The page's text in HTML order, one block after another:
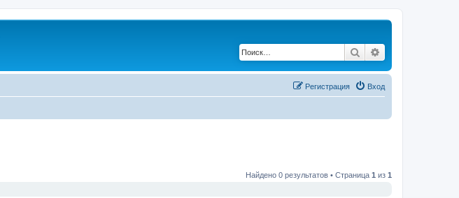
Поиск
Вход
Регистрация
Найдено 0 результатов • Страница 1 из 1